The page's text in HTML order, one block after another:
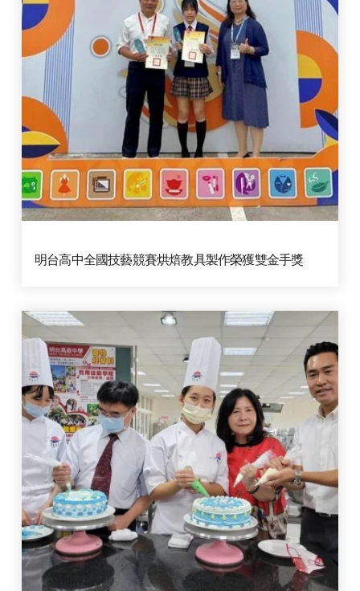
明台高中全國技藝競賽烘焙教具製作榮獲雙金手獎